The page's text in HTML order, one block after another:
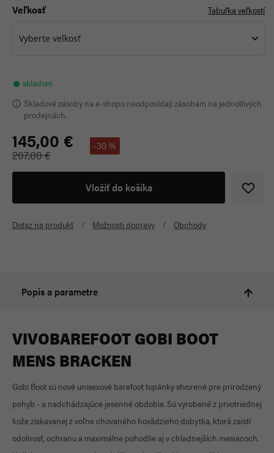
Veľkosť Tabuľka veľkostí
Vyberte veľkosť
skladom
Skladové zásoby na e-shopu neodpovídají zásobám na jednotlivých
prodejnách.
145,00 €
207,00 €
-30 %
Vložiť do košíka
Dotaz na produkt Možnosti dopravy Obchody
Popis a parametre
VIVOBAREFOOT GOBI BOOT
MENS BRACKEN
Gobi Boot sú nové unisexové barefoot topánky stvorené pre prirodzený
pohyb - a nadchádzajúce jesenné obdobie. Sú vyrobené z prvotriednej
kože získavanej z voľne chovaného hovädzieho dobytka, ktorá zaistí
odolnosť, ochranu a maximálne pohodlie aj v chladnejších mesiacoch.